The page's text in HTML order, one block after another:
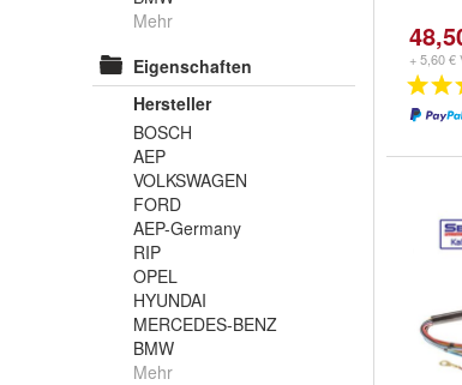
Mehr
Eigenschaften
Hersteller
BOSCH
AEP
VOLKSWAGEN
FORD
AEP-Germany
RIP
OPEL
HYUNDAI
MERCEDES-BENZ
BMW
Mehr
+ 5,60 €